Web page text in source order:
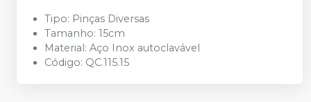
Tipo: Pinças Diversas
Tamanho: 15cm
Material: Aço Inox autoclavável
Código: QC.115.15